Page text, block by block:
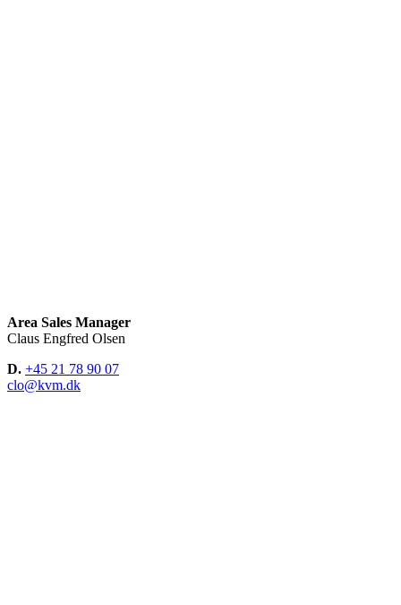
Area Sales Manager
Claus Engfred Olsen
D. +45 21 78 90 07
clo@kvm.dk